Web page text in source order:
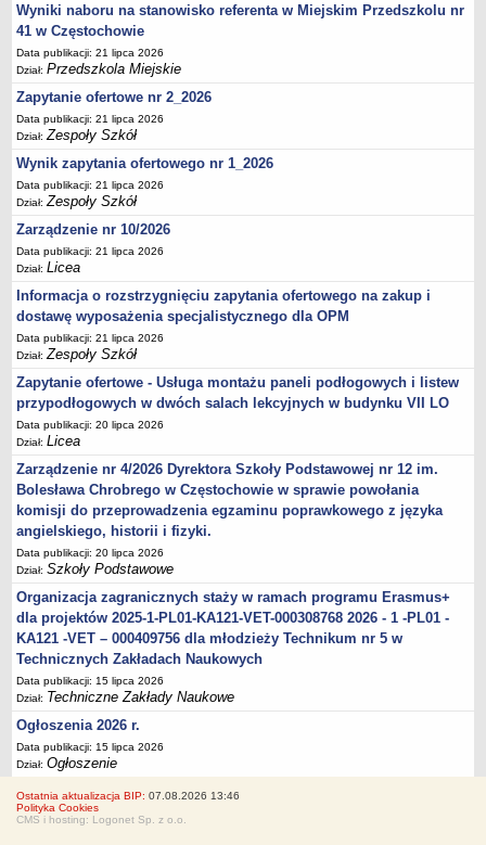
Wyniki naboru na stanowisko referenta w Miejskim Przedszkolu nr
41 w Częstochowie
Data publikacji: 21 lipca 2026
Dział:Przedszkola Miejskie
Zapytanie ofertowe nr 2_2026
Data publikacji: 21 lipca 2026
Dział:Zespoły Szkół
Wynik zapytania ofertowego nr 1_2026
Data publikacji: 21 lipca 2026
Dział:Zespoły Szkół
Zarządzenie nr 10/2026
Data publikacji: 21 lipca 2026
Dział:Licea
Informacja o rozstrzygnięciu zapytania ofertowego na zakup i
dostawę wyposażenia specjalistycznego dla OPM
Data publikacji: 21 lipca 2026
Dział:Zespoły Szkół
Zapytanie ofertowe - Usługa montażu paneli podłogowych i listew
przypodłogowych w dwóch salach lekcyjnych w budynku VII LO
Data publikacji: 20 lipca 2026
Dział:Licea
Zarządzenie nr 4/2026 Dyrektora Szkoły Podstawowej nr 12 im.
Bolesława Chrobrego w Częstochowie w sprawie powołania
komisji do przeprowadzenia egzaminu poprawkowego z języka
angielskiego, historii i fizyki.
Data publikacji: 20 lipca 2026
Dział:Szkoły Podstawowe
Organizacja zagranicznych staży w ramach programu Erasmus+
dla projektów 2025-1-PL01-KA121-VET-000308768 2026 - 1 -PL01 -
KA121 -VET – 000409756 dla młodzieży Technikum nr 5 w
Technicznych Zakładach Naukowych
Data publikacji: 15 lipca 2026
Dział: Techniczne Zakłady Naukowe
Ogłoszenia 2026 r.
Data publikacji: 15 lipca 2026
Dział:Ogłoszenie
Ostatnia aktualizacja BIP: 07.08.2026 13:46
Polityka Cookies
CMS i hosting: Logonet Sp. z o.o.